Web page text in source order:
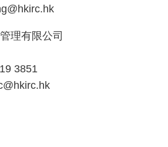
理有限公司
3851